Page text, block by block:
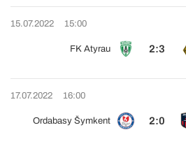
15.07.2022 15:00
FK Atyrau 2:3
17.07.2022 16:00
Ordabasy Šymkent 2:0